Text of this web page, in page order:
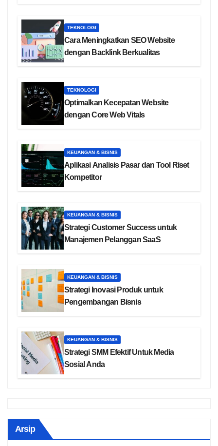
TEKNOLOGI
Cara Meningkatkan SEO Website
dengan Backlink Berkualitas
TEKNOLOGI
Optimalkan Kecepatan Website
dengan Core Web Vitals
KEUANGAN & BISNIS
Aplikasi Analisis Pasar dan Tool Riset
Kompetitor
KEUANGAN & BISNIS
Strategi Customer Success untuk
Manajemen Pelanggan SaaS
KEUANGAN & BISNIS
Strategi Inovasi Produk untuk
Pengembangan Bisnis
KEUANGAN & BISNIS
Strategi SMM Efektif Untuk Media
Sosial Anda
Arsip